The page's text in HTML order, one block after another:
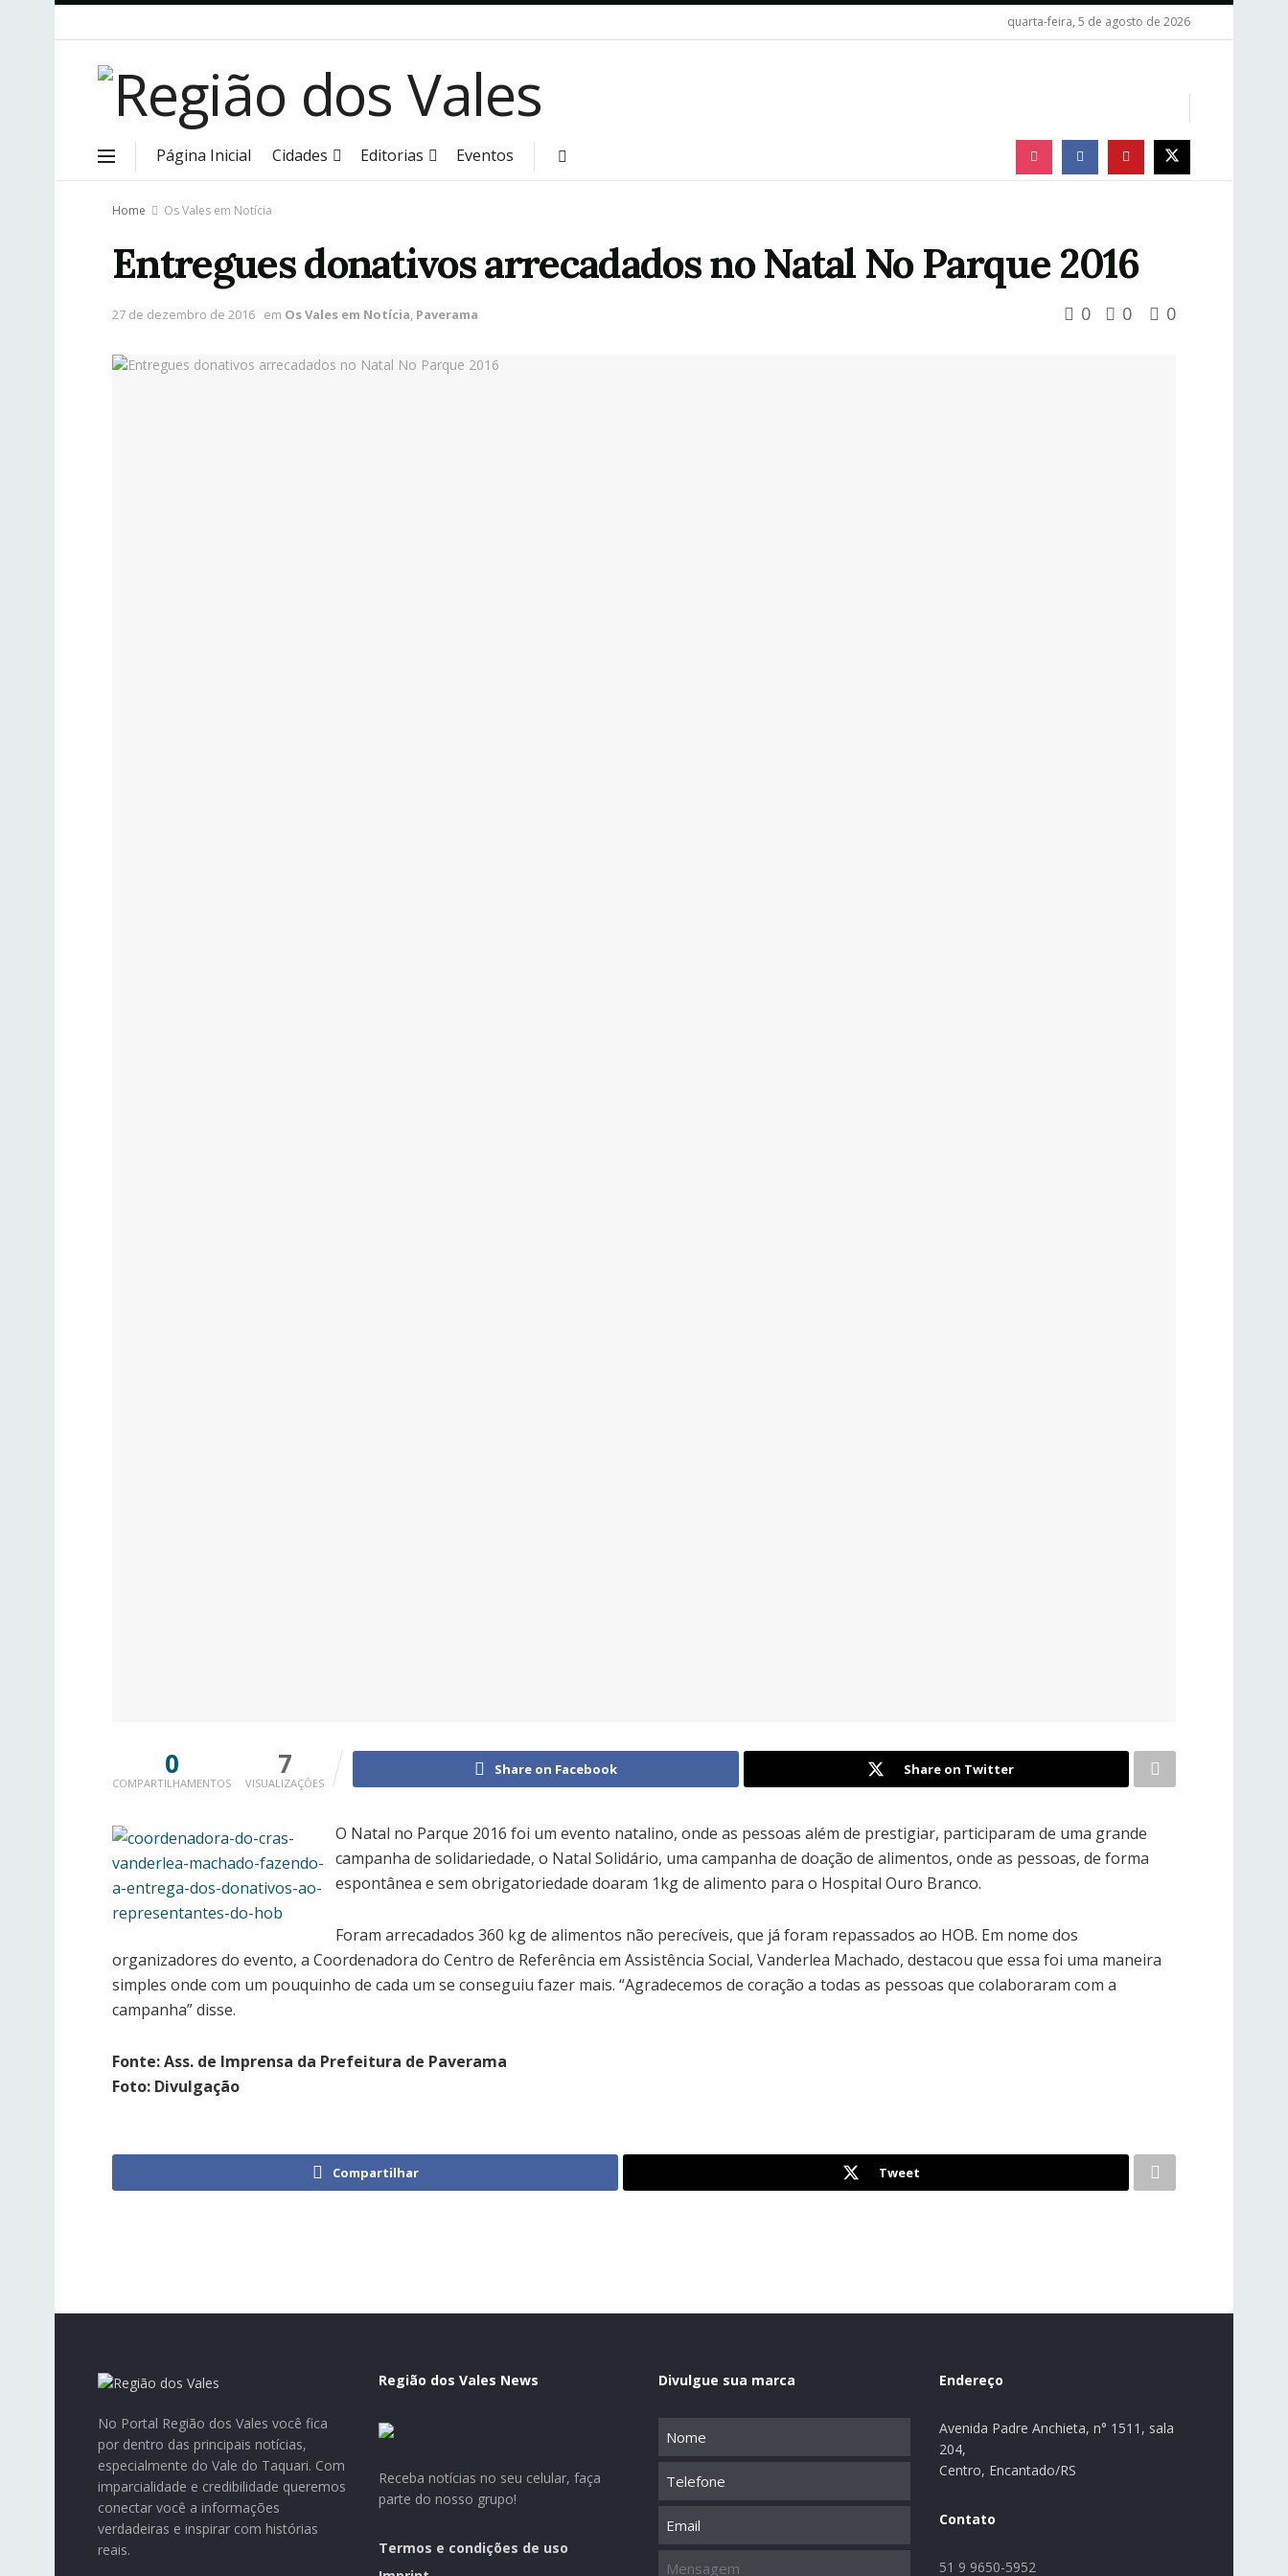
quarta-feira, 5 de agosto de 2026
Página Inicial Cidades Editorias Eventos
Home Os Vales em Notícia
Entregues donativos arrecadados no Natal No Parque 2016
27 de dezembro de 2016 em Os Vales em Notícia, Paverama 0 0 0
0
COMPARTILHAMENTOS
7
VISUALIZAÇÕES
Share on Facebook Share on Twitter
O Natal no Parque 2016 foi um evento natalino, onde as pessoas além de prestigiar, participaram de uma grande
campanha de solidariedade, o Natal Solidário, uma campanha de doação de alimentos, onde as pessoas, de forma
espontânea e sem obrigatoriedade doaram 1kg de alimento para o Hospital Ouro Branco.
Foram arrecadados 360 kg de alimentos não perecíveis, que já foram repassados ao HOB. Em nome dos
organizadores do evento, a Coordenadora do Centro de Referência em Assistência Social, Vanderlea Machado, destacou que essa foi uma maneira
simples onde com um pouquinho de cada um se conseguiu fazer mais. “Agradecemos de coração a todas as pessoas que colaboraram com a
campanha” disse.
Fonte: Ass. de Imprensa da Prefeitura de Paverama
Foto: Divulgação
Compartilhar Tweet
No Portal Região dos Vales você fica
por dentro das principais notícias,
especialmente do Vale do Taquari. Com
imparcialidade e credibilidade queremos
conectar você a informações
verdadeiras e inspirar com histórias
reais.
Região dos Vales News
Receba notícias no seu celular, faça
parte do nosso grupo!
Termos e condições de uso
Divulgue sua marca
Telefone
Email
Mensagem
Endereço
Avenida Padre Anchieta, n° 1511, sala
204,
Centro, Encantado/RS
Contato
51 9 9650-5952